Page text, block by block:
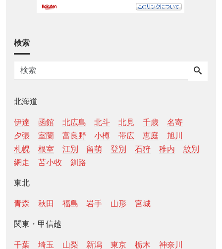
検索
北海道
伊達 函館 北広島 北斗 北見 千歳
名寄
夕張
室蘭 富良野 小樽 帯広 恵庭
旭川
札幌
根室 江別 留萌 登別 石狩 稚内
紋別
網走
苫小牧 釧路
東北
青森 秋田 福島 岩手 山形 宮城
関東・甲信越
千葉 埼玉 山梨 新潟 東京 栃木
神奈川